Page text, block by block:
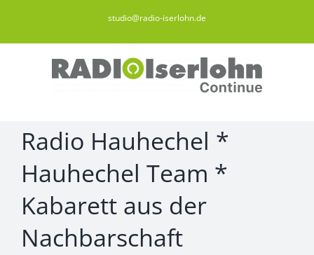
springen
studio@radio-iserlohn.de
Radio Hauhechel *
Hauhechel Team *
Kabarett aus der
Nachbarschaft